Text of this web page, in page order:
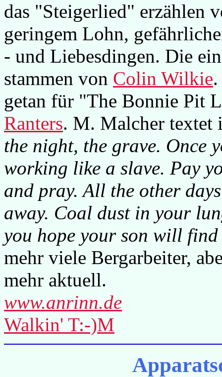
das "Steigerlied" erzählen
geringem Lohn,
- und Liebesdingen. Die
stammen von Colin Wilkie
getan für "The Bonnie Pit
Ranters. M. Malcher
the night, the grave. Once
working like a slave. Pay
and pray. All the other
away. Coal dust in your
you hope your son will
mehr viele Bergarbeiter,
mehr aktuell.
www.anrinn.de
Walkin' T:-)M